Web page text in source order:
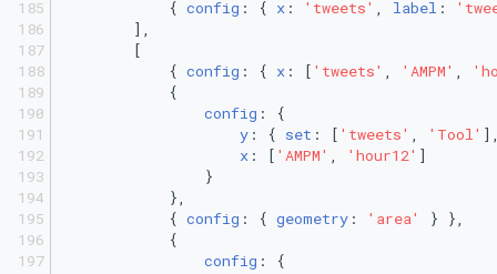
            {
config : { x : 'tweets' label :
        ],
        [
            {
config : { x : [ 'tweets' 'AMPM'
            {
config : {
y : { set : [ 'tweets' 'Tool'
x : [ 'AMPM' 'hour12' ]
                }
            },
            {
config : { geometry : 'area'
} },
            {
config : {